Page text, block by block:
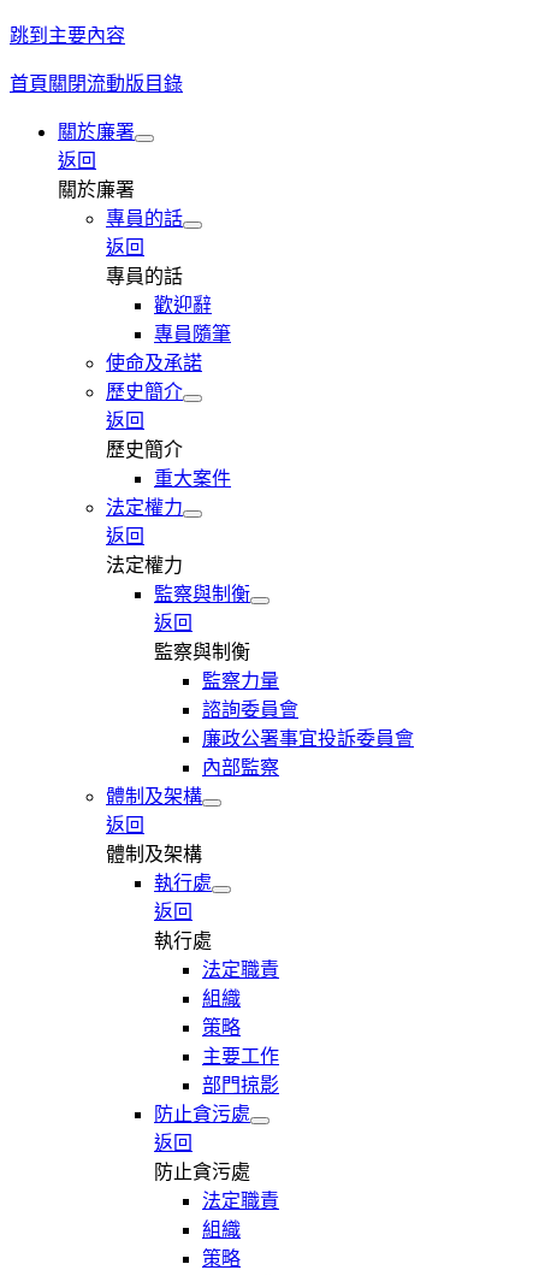
跳到主要內容
首頁 關閉流動版目錄
關於廉署
返回
關於廉署
專員的話
返回
專員的話
歡迎辭
專員隨筆
使命及承諾
歷史簡介
返回
歷史簡介
重大案件
法定權力
返回
法定權力
監察與制衡
返回
監察與制衡
監察力量
諮詢委員會
廉政公署事宜投訴委員會
內部監察
體制及架構
返回
體制及架構
執行處
返回
執行處
法定職責
組織
策略
主要工作
部門掠影
防止貪污處
返回
防止貪污處
法定職責
組織
策略